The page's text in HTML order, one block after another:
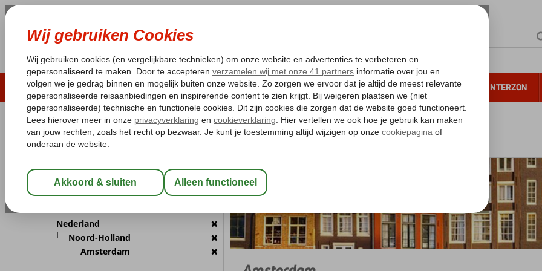
LAST MINUTE ZOMER 2026 ZONVAKANTIE VERRE REIZEN ALL INCLUSIVE WINTERZON
Pakketgarantie Laagsteprijsgarantie* Gratis annuleren*
REISGEZELSCHAP
Wijzig Reisgezelschap
Nederland
Noord-Holland
Amsterdam